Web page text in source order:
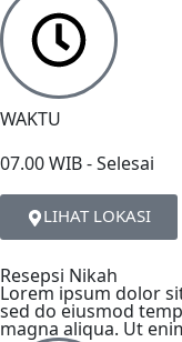
WAKTU
07.00 WIB - Selesai
LIHAT LOKASI
Resepsi Nikah
Lorem ipsum dolor
sed do eiusmod
magna aliqua. Ut